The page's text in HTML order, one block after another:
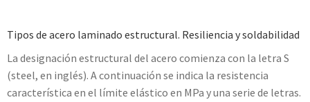
Tipos de acero laminado estructural. Resiliencia y soldabilidad
La designación estructural del acero comienza con la letra S
(steel, en inglés). A continuación se indica la resistencia
característica en el límite elástico en MPa y una serie de letras.